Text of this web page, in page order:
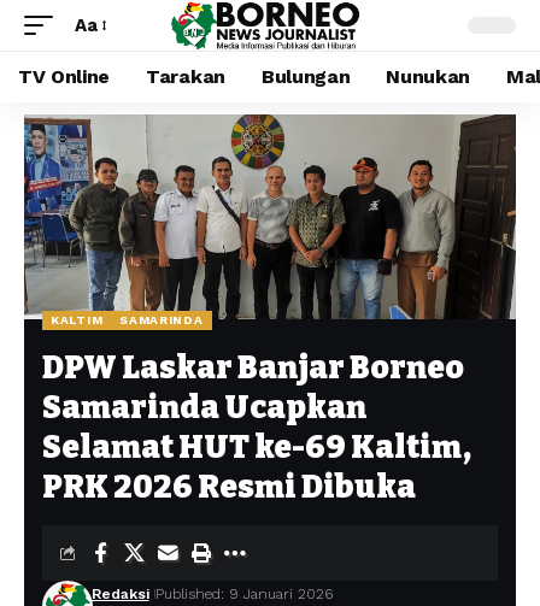
Aa
TV Online Tarakan Bulungan Nunukan
KALTIM SAMARINDA
DPW Laskar Banjar Borneo
Samarinda Ucapkan
Selamat HUT ke-69 Kaltim,
PRK 2026 Resmi Dibuka
Redaksi Published: 9 Januari 2026